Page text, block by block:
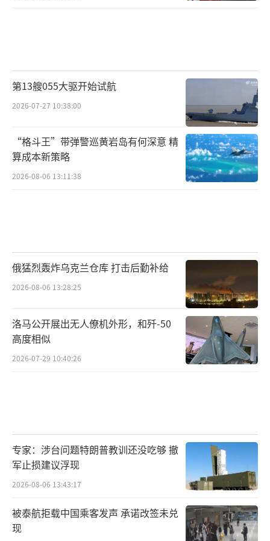
第13艘055大驱开始试航
2026-07-27 10:38:00
“格斗王”带弹警巡黄岩岛有何深意 精
算成本新策略
2026-08-06 13:11:38
俄猛烈轰炸乌克兰仓库 打击后勤补给
2026-08-06 13:28:25
洛马公开展出无人僚机外形，和歼-50
高度相似
2026-07-29 10:40:26
专家：涉台问题特朗普教训还没吃够 撤
军止损建议浮现
2026-08-06 13:43:17
被泰航拒载中国乘客发声 承诺改签未兑
现